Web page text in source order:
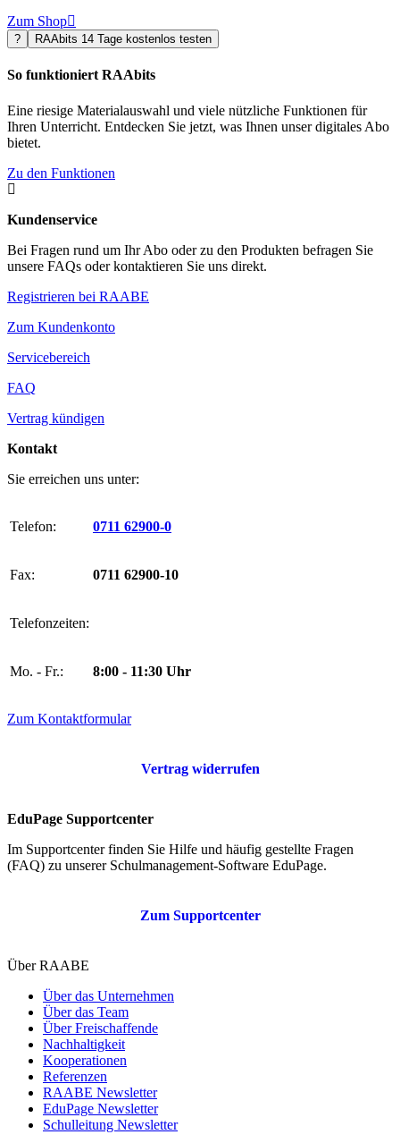
Zum Shop
? RAAbits 14 Tage kostenlos testen
So funktioniert RAAbits
Eine riesige Materialauswahl und viele nützliche Funktionen für
Ihren Unterricht. Entdecken Sie jetzt, was Ihnen unser digitales Abo
bietet.
Zu den Funktionen

Kundenservice
Bei Fragen rund um Ihr Abo oder zu den Produkten befragen Sie
unsere FAQs oder kontaktieren Sie uns direkt.
Registrieren bei RAABE
Zum Kundenkonto
Servicebereich
FAQ
Vertrag kündigen
Kontakt
Sie erreichen uns unter:
Telefon: 0711 62900-0
Fax: 0711 62900-10
Telefonzeiten:
Mo. - Fr.: 8:00 - 11:30 Uhr
Zum Kontaktformular
Vertrag widerrufen
EduPage Supportcenter
Im Supportcenter finden Sie Hilfe und häufig gestellte Fragen
(FAQ) zu unserer Schulmanagement-Software EduPage.
Zum Supportcenter
Über RAABE
Über das Unternehmen
Über das Team
Über Freischaffende
Nachhaltigkeit
Kooperationen
Referenzen
RAABE Newsletter
EduPage Newsletter
Schulleitung Newsletter